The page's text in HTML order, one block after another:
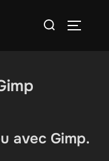
Rechercher :
avec Gimp.